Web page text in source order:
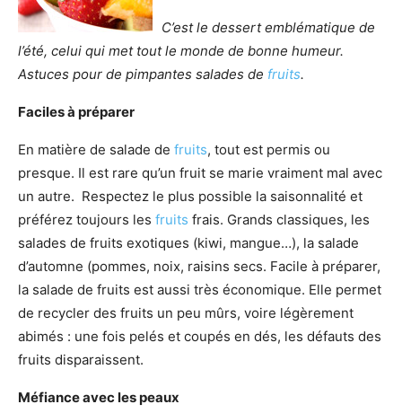
C’est le dessert emblématique de
l’été, celui qui met tout le monde de bonne humeur.
Astuces pour de pimpantes salades de fruits.
Faciles à préparer
En matière de salade de fruits, tout est permis ou
presque. Il est rare qu’un fruit se marie vraiment mal avec
un autre. Respectez le plus possible la saisonnalité et
préférez toujours les fruits frais. Grands classiques, les
salades de fruits exotiques (kiwi, mangue…), la salade
d’automne (pommes, noix, raisins secs. Facile à préparer,
la salade de fruits est aussi très économique. Elle permet
de recycler des fruits un peu mûrs, voire légèrement
abimés : une fois pelés et coupés en dés, les défauts des
fruits disparaissent.
Méfiance avec les peaux